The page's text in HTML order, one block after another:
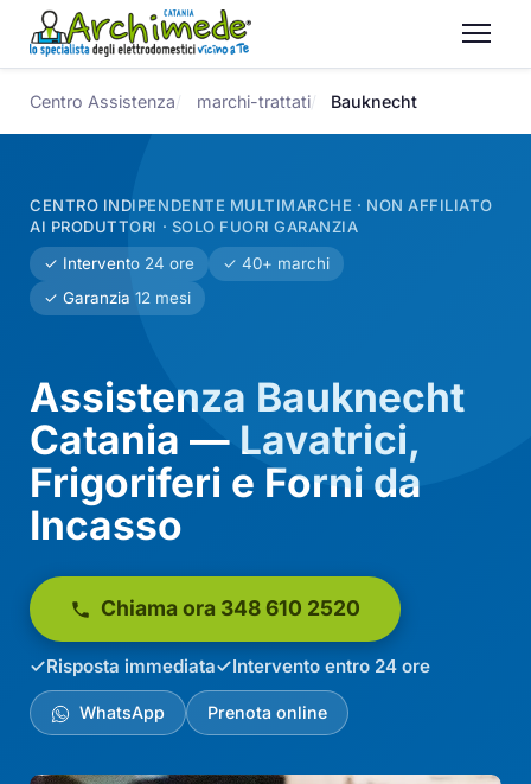
Centro Assistenza marchi-trattati Bauknecht
CENTRO INDIPENDENTE MULTIMARCHE · NON AFFILIATO
AI PRODUTTORI · SOLO FUORI GARANZIA
✓ Intervento 24 ore
✓ 40+ marchi
✓ Garanzia 12 mesi
Assistenza Bauknecht
Catania — Lavatrici,
Frigoriferi e Forni da
Incasso
Chiama ora 348 610 2520
Risposta immediata Intervento entro 24 ore
WhatsApp Prenota online